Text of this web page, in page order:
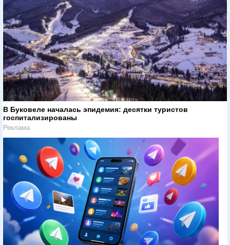
В Буковеле началась эпидемия: десятки туристов
госпитализированы
Реклама